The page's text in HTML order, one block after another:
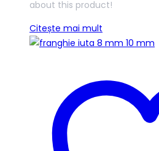
about this product!
Citește mai mult